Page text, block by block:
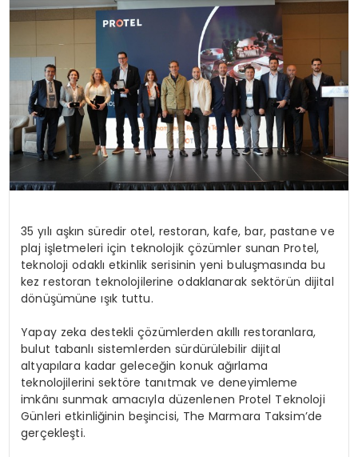
35 yılı aşkın süredir otel, restoran, kafe, bar, pastane ve
plaj işletmeleri için teknolojik çözümler sunan Protel,
teknoloji odaklı etkinlik serisinin yeni buluşmasında bu
kez restoran teknolojilerine odaklanarak sektörün dijital
dönüşümüne ışık tuttu.
Yapay zeka destekli çözümlerden akıllı restoranlara,
bulut tabanlı sistemlerden sürdürülebilir dijital
altyapılara kadar geleceğin konuk ağırlama
teknolojilerini sektöre tanıtmak ve deneyimleme
imkânı sunmak amacıyla düzenlenen Protel Teknoloji
Günleri etkinliğinin beşincisi, The Marmara Taksim’de
gerçekleşti.